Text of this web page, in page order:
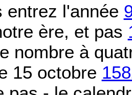
entrez l'année
ère, et pas
nombre à
15 octobre